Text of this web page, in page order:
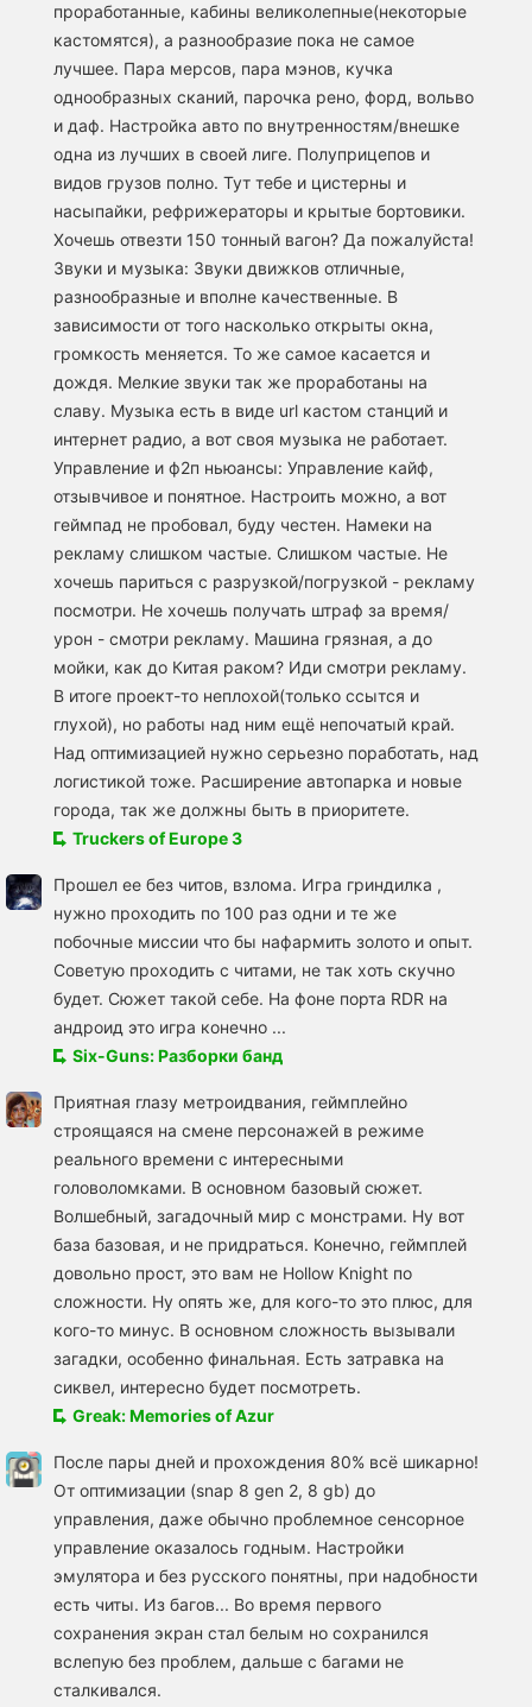
проработанные, кабины великолепные(некоторые
кастомятся), а разнообразие пока не самое
лучшее. Пара мерсов, пара мэнов, кучка
однообразных сканий, парочка рено, форд, вольво
и даф. Настройка авто по внутренностям/внешке
одна из лучших в своей лиге. Полуприцепов и
видов грузов полно. Тут тебе и цистерны и
насыпайки, рефрижераторы и крытые бортовики.
Хочешь отвезти 150 тонный вагон? Да пожалуйста!
Звуки и музыка: Звуки движков отличные,
разнообразные и вполне качественные. В
зависимости от того насколько открыты окна,
громкость меняется. То же самое касается и
дождя. Мелкие звуки так же проработаны на
славу. Музыка есть в виде url кастом станций и
интернет радио, а вот своя музыка не работает.
Управление и ф2п ньюансы: Управление кайф,
отзывчивое и понятное. Настроить можно, а вот
геймпад не пробовал, буду честен. Намеки на
рекламу слишком частые. Слишком частые. Не
хочешь париться с разрузкой/погрузкой - рекламу
посмотри. Не хочешь получать штраф за время/
урон - смотри рекламу. Машина грязная, а до
мойки, как до Китая раком? Иди смотри рекламу.
В итоге проект-то неплохой(только ссытся и
глухой), но работы над ним ещё непочатый край.
Над оптимизацией нужно серьезно поработать, над
логистикой тоже. Расширение автопарка и новые
города, так же должны быть в приоритете.
Truckers of Europe 3
Прошел ее без читов, взлома. Игра гриндилка ,
нужно проходить по 100 раз одни и те же
побочные миссии что бы нафармить золото и опыт.
Советую проходить с читами, не так хоть скучно
будет. Сюжет такой себе. На фоне порта RDR на
андроид это игра конечно ...
Six-Guns: Разборки банд
Приятная глазу метроидвания, геймплейно
строящаяся на смене персонажей в режиме
реального времени с интересными
головоломками. В основном базовый сюжет.
Волшебный, загадочный мир с монстрами. Ну вот
база базовая, и не придраться. Конечно, геймплей
довольно прост, это вам не Hollow Knight по
сложности. Ну опять же, для кого-то это плюс, для
кого-то минус. В основном сложность вызывали
загадки, особенно финальная. Есть затравка на
сиквел, интересно будет посмотреть.
Greak: Memories of Azur
После пары дней и прохождения 80% всё шикарно!
От оптимизации (snap 8 gen 2, 8 gb) до
управления, даже обычно проблемное сенсорное
управление оказалось годным. Настройки
эмулятора и без русского понятны, при надобности
есть читы. Из багов... Во время первого
сохранения экран стал белым но сохранился
вслепую без проблем, дальше с багами не
сталкивался.